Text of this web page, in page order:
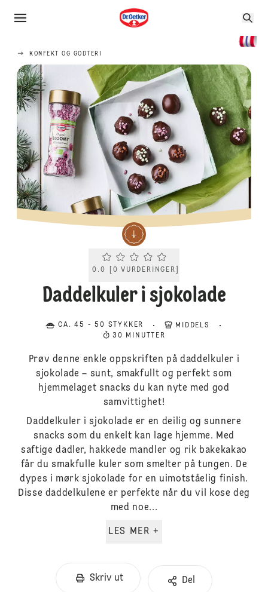
KONFEKT OG GODTERI
Current rating 0.0. Click to rate.
0.0 0 VURDERINGER
Daddelkuler i sjokolade
CA. 45 - 50 STYKKER
MIDDELS
30 MINUTTER
Prøv denne enkle oppskriften på daddelkuler i
sjokolade – sunt, smakfullt og perfekt som
hjemmelaget snacks du kan nyte med god
samvittighet!
Daddelkuler i sjokolade er en deilig og sunnere
snacks som du enkelt kan lage hjemme. Med
saftige dadler, hakkede mandler og rik bakekakao
får du smakfulle kuler som smelter på tungen. De
dypes i mørk sjokolade for en uimotståelig finish.
Disse daddelkulene er perfekte når du vil kose deg
med noe...
LES MER +
Skriv ut Del